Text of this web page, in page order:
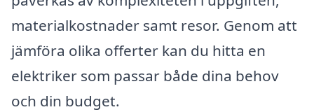
materialkostnader samt resor. Genom att
jämföra olika offerter kan du hitta en
elektriker som passar både dina behov
och din budget.